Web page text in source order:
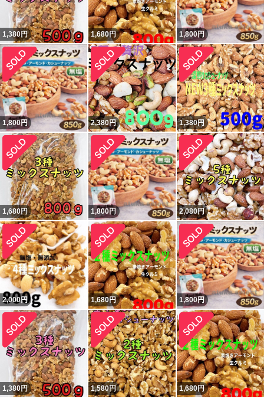
1,380円 1,680円 1,800円
1,800円 2,380円 1,380円
1,680円 1,800円 2,080円
2,000円 1,680円 1,800円
1,380円 1,580円 1,680円